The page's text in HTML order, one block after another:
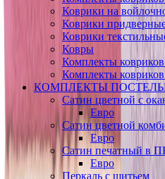
Коврики на
Коврики
Коврики
Ковры
Комплекты
Комплекты
КОМПЛЕКТЫ
Сатин цветной с
Евро
Сатин цветной
Евро
Сатин печатный в
Евро
Перкаль с шитьем